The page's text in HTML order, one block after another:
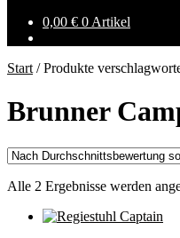
0,00 € 0 Artikel
Start /Produkte
Brunner
Alle 2 Ergebnisse werden